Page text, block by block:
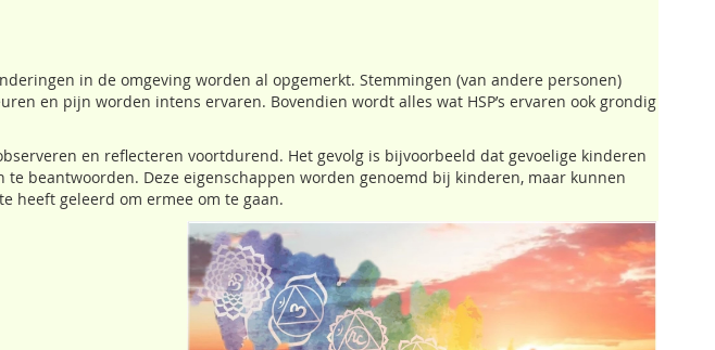
in de omgeving worden al opgemerkt. Stemmingen (van andere personen)
en pijn worden intens ervaren. Bovendien wordt alles wat HSP’s ervaren ook grondig
en reflecteren voortdurend. Het gevolg is bijvoorbeeld dat gevoelige kinderen
beantwoorden. Deze eigenschappen worden genoemd bij kinderen, maar kunnen
heeft geleerd om ermee om te gaan.